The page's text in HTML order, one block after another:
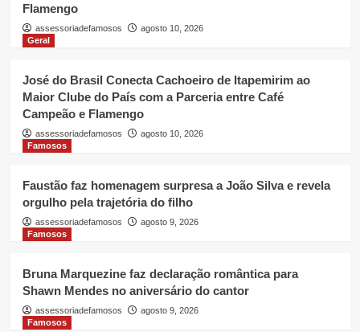
Flamengo
assessoriadefamosos
agosto 10, 2026
Geral
José do Brasil Conecta Cachoeiro de Itapemirim ao
Maior Clube do País com a Parceria entre Café
Campeão e Flamengo
assessoriadefamosos
agosto 10, 2026
Famosos
Faustão faz homenagem surpresa a João Silva e revela
orgulho pela trajetória do filho
assessoriadefamosos
agosto 9, 2026
Famosos
Bruna Marquezine faz declaração romântica para
Shawn Mendes no aniversário do cantor
assessoriadefamosos
agosto 9, 2026
Famosos